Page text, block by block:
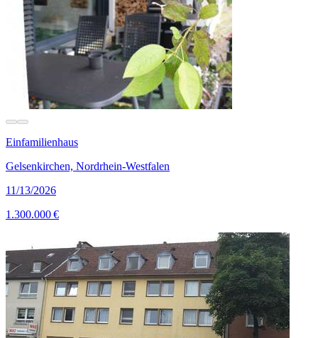
Einfamilienhaus
Gelsenkirchen, Nordrhein-Westfalen
11/13/2026
1.300.000 €